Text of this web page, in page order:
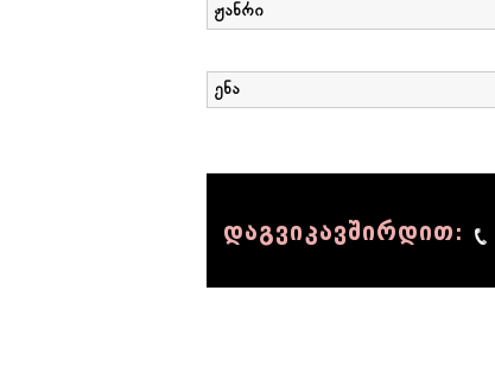
ჟანრი
ენა
დაგვიკავშირდით: